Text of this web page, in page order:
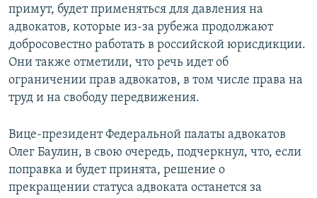
примут, будет применяться для давления на
адвокатов, которые из-за рубежа продолжают
добросовестно работать в российской юрисдикции.
Они также отметили, что речь идет об
ограничении прав адвокатов, в том числе права на
труд и на свободу передвижения.
Вице-президент Федеральной палаты адвокатов
Олег Баулин, в свою очередь, подчеркнул, что, если
поправка и будет принята, решение о
прекращении статуса адвоката останется за